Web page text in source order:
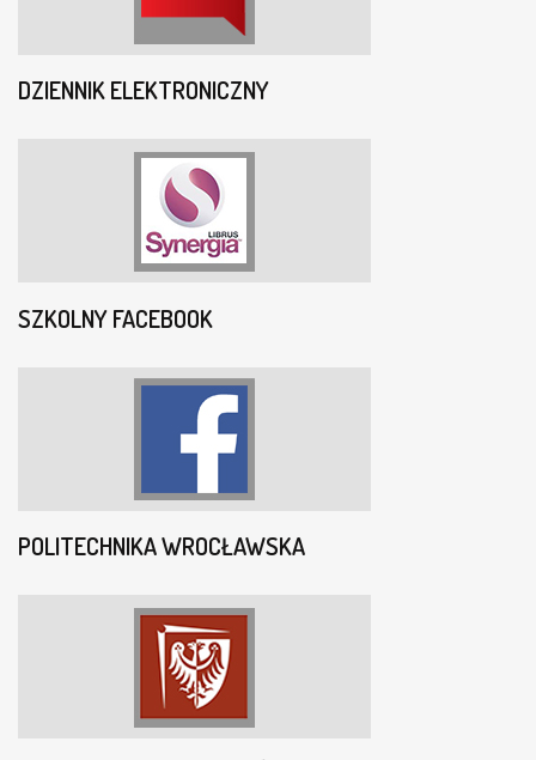
DZIENNIK ELEKTRONICZNY
SZKOLNY FACEBOOK
POLITECHNIKA WROCŁAWSKA